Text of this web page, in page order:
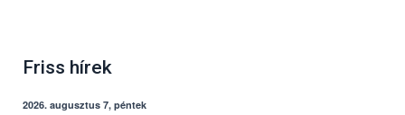
Friss hírek
2026. augusztus 7, péntek